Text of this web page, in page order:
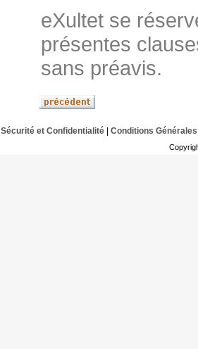
eXultet se
présentes
sans préavis.
Sécurité et Confidentialité| Conditions Générales